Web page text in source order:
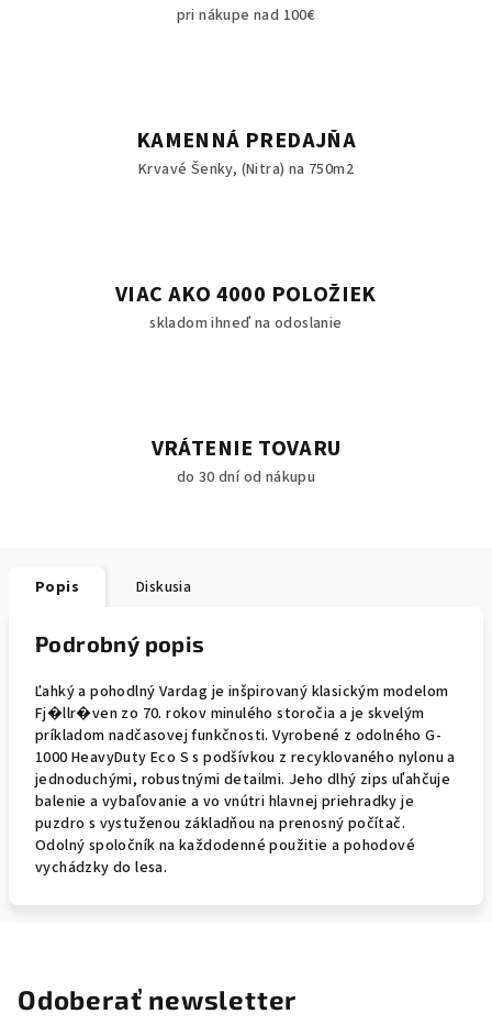
pri nákupe nad 100€
KAMENNÁ PREDAJŇA
Krvavé Šenky, (Nitra) na 750m2
VIAC AKO 4000 POLOŽIEK
skladom ihneď na odoslanie
VRÁTENIE TOVARU
do 30 dní od nákupu
Popis Diskusia
Podrobný popis
Ľahký a pohodlný Vardag je inšpirovaný klasickým modelom
Fj�llr�ven zo 70. rokov minulého storočia a je skvelým
príkladom nadčasovej funkčnosti. Vyrobené z odolného G-
1000 HeavyDuty Eco S s podšívkou z recyklovaného nylonu a
jednoduchými, robustnými detailmi. Jeho dlhý zips uľahčuje
balenie a vybaľovanie a vo vnútri hlavnej priehradky je
puzdro s vystuženou základňou na prenosný počítač.
Odolný spoločník na každodenné použitie a pohodové
vychádzky do lesa.
Odoberať newsletter